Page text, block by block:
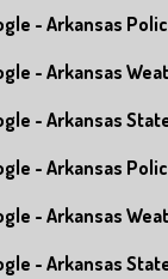
- Arkansas
- Arkansas
- Arkansas
- Arkansas
- Arkansas
- Arkansas